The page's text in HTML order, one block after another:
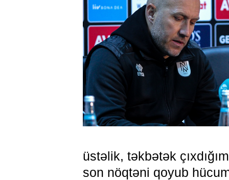
üstəlik, təkbətək
son nöqtəni qoyub